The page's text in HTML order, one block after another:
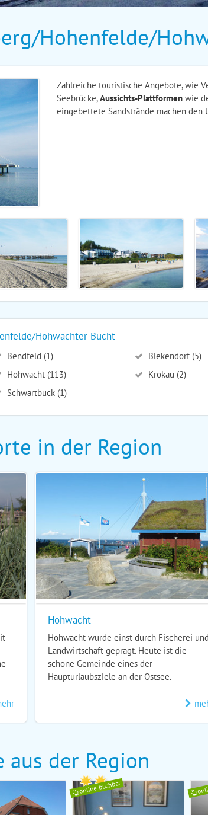
Hohenfelde/
Zahlreiche touristische Angebote, wie
Seebrücke,Aussichts-Plattformenwie
eingebettete Sandstrände machen den
Hohwachter Bucht
Bendfeld (1) Blekendorf (5)
Hohwacht (113) Krokau (2)
Schwartbuck (1)
in der Region
Hohwacht
Hohwacht wurde einst durch Fischerei und
Landwirtschaft geprägt. Heute ist die
schöne Gemeinde eines der
Haupturlaubsziele an der Ostsee.
der Region
online buchbar